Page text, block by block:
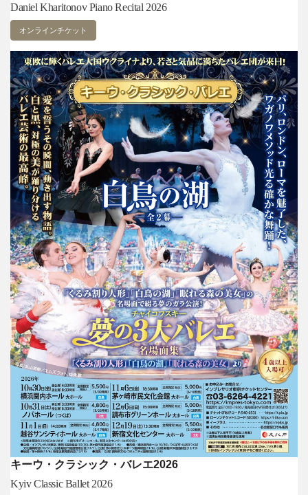
Daniel Kharitonov Piano Recital 2026
オンラインチケット
キーウ・クラシック・バレエ2026
Kyiv Classic Ballet 2026